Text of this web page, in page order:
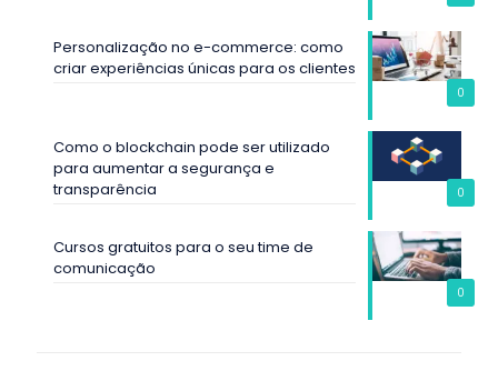
0
Personalização no e-commerce: como
criar experiências únicas para os clientes
0
Como o blockchain pode ser utilizado
para aumentar a segurança e
transparência
0
Cursos gratuitos para o seu time de
comunicação